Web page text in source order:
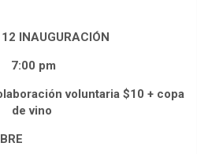
INAUGURACIÓN
7:00 pm
voluntaria $10 + copa
de vino